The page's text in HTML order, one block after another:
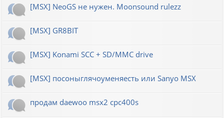
[MSX] NeoGS не нужен. Moonsound rulezz
[MSX] GR8BIT
[MSX] Konami SCC + SD/MMC drive
[MSX] посоныглячоуменяесть или Sanyo MSX
продам daewoo msx2 cpc400s